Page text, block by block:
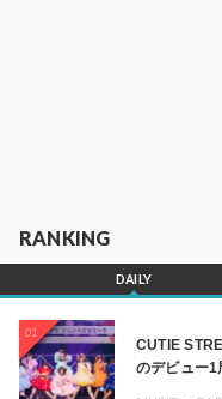
RANKING
DAILY
01
CUTIE
のデビュー1